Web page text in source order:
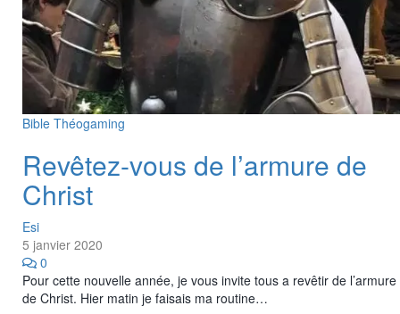
Bible Théogaming
Revêtez-vous de l’armure de
Christ
Esi
5 janvier 2020
0
Pour cette nouvelle année, je vous invite tous a revêtir de l’armure
de Christ. Hier matin je faisais ma routine…